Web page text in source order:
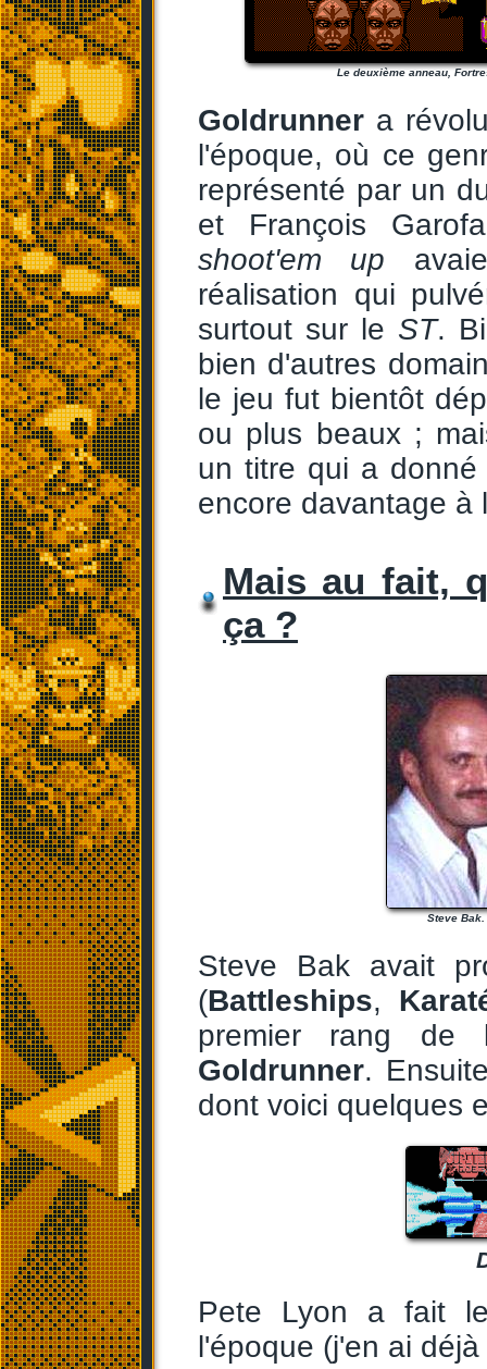
Le deuxième anneau,
Goldrunner a
l'époque, où ce
représenté par un
et François
shoot'em up
réalisation qui
surtout sur le ST.
bien d'autres
le jeu fut bientôt
ou plus beaux ;
un titre qui a
encore davantage à
Mais au fait,
ça ?
Steve Bak.
Steve Bak avait
(Battleships,
premier rang
Goldrunner.
dont voici quelques
Pete Lyon a fait
l'époque (j'en ai